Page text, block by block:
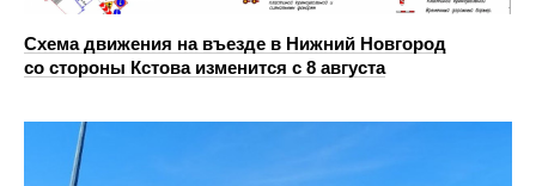
Схема движения на въезде в Нижний Новгород
со стороны Кстова изменится с 8 августа